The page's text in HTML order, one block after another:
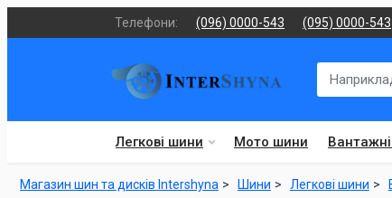
Телефони: (096) 0000-543 (095) 0000-543
Легкові шини Мото шини
Магазин шин та дисків Intershyna Шини Легкові шини